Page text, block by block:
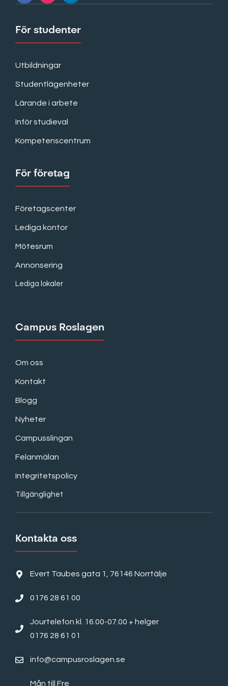
För studenter
Utbildningar
Studentlägenheter
Lärande i arbete
Inför studieval
Kompetenscentrum
För företag
Företagscenter
Lediga kontor
Mötesrum
Annonsering
Lediga lokaler
Campus Roslagen
Om oss
Kontakt
Blogg
Nyheter
Campusslingan
Felanmälan
Integritetspolicy
Tillgänglighet
Kontakta oss
Evert Taubes gata 1, 76146 Norrtälje
0176 28 61 00
Jourtelefon kl. 16.00-07.00 + helger
0176 28 61 01
info@campusroslagen.se
Mån till Fre